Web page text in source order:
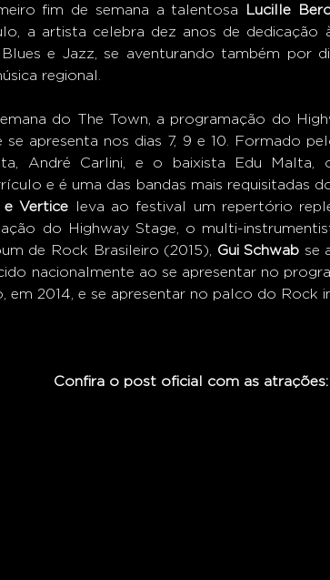
fim de semana a talentosa
Lucille
a artista celebra dez anos de dedicação
e Jazz, se aventurando também por
regional.
do The Town, a programação do
se apresenta nos dias 7, 9 e 10. Formado
André Carlini, e o baixista Edu
e é uma das bandas mais requisitadas
e Vertice leva ao festival um repertório
do Highway Stage, o multi-
de Rock Brasileiro (2015), Gui Schwab se
nacionalmente ao se apresentar no
em 2014, e se apresentar no palco do Rock
                                             Confira o post oficial com as atrações: